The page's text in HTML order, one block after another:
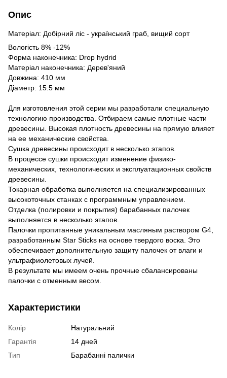
Опис
Матеріал: Добірний ліс - український граб, вищий сорт
Вологість 8% -12%
Форма наконечника: Drop hydrid
Матеріал наконечника: Дерев'яний
Довжина: 410 мм
Діаметр: 15.5 мм
Для изготовления этой серии мы разработали специальную
технологию производства. Отбираем самые плотные части
древесины. Высокая плотность древесины на прямую влияет
на ее механические свойства.
Сушка древесины происходит в несколько этапов.
В процессе сушки происходит изменение физико-
механических, технологических и эксплуатационных свойств
древесины.
Токарная обработка выполняется на специализированных
высокоточных станках с программным управлением.
Отделка (полировки и покрытия) барабанных палочек
выполняется в несколько этапов.
Палочки пропитанные уникальным масляным раствором G4,
разработанным Star Sticks на основе твердого воска. Это
обеспечивает дополнительную защиту палочек от влаги и
ультрафиолетовых лучей.
В результате мы имеем очень прочные сбалансированы
палочки с отменным весом.
Характеристики
Колір
Натуральний
Гарантія
14 дней
Тип
Барабанні палички